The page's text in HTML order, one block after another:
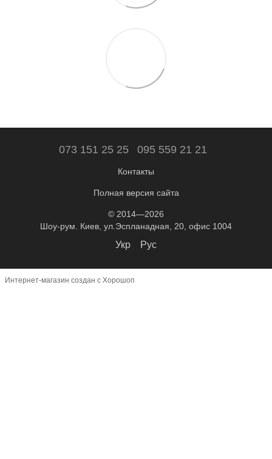
073 151 25 25 095 559 21 21
Контакты
Полная версия сайта
© 2014—2026
Шоу-рум. Киев, ул.Эспланадная, 20, офис 1004
Укр Рус
Интернет-магазин создан с Хорошоп